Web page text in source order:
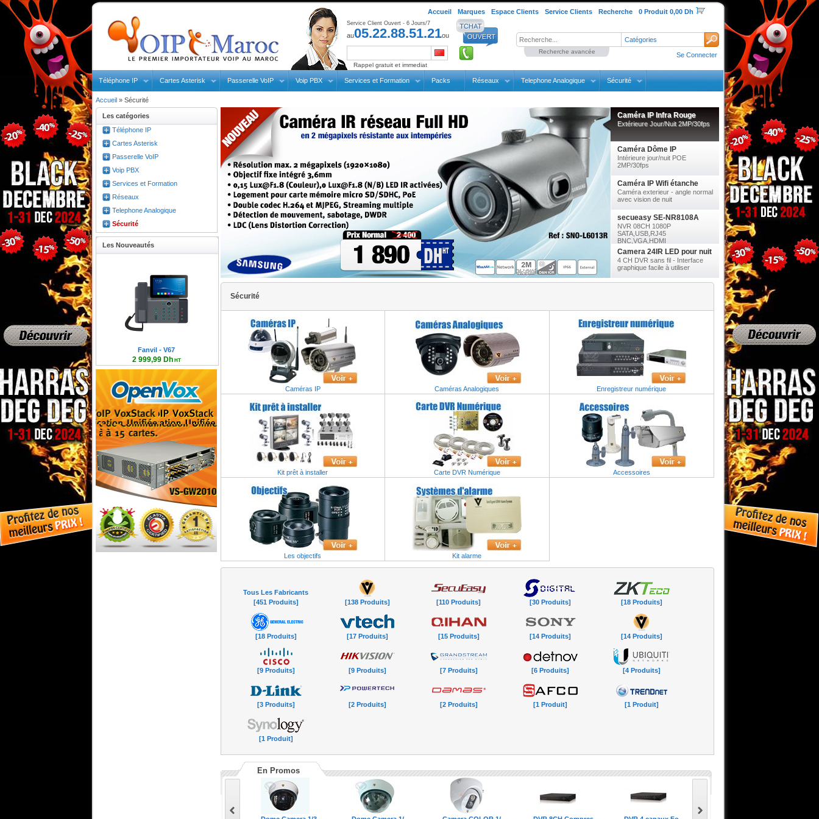
Accueil Marques Espace Clients Service Clients Recherche 0 Produit 0,00 Dh
Catégories
Recherche avancée
Service Client Ouvert - 6 Jours/7
au05.22.88.51.21ou
Rappel gratuit et immediat
Se Connecter
Téléphone IP Cartes Asterisk Passerelle VoIP Voip PBX Services et Formation Packs Réseaux Telephone Analogique Sécurité
Accueil» Sécurité
Les catégories
Téléphone IP
Cartes Asterisk
Passerelle VoIP
Voip PBX
Services et Formation
Réseaux
Telephone Analogique
Sécurité
Les Nouveautés
Fanvil - V67
2 999,99 DhHT
3 599,99 Dh TTC
Caméra IP Infra Rouge
Caméra Dôme IP
Intérieure jour/nuit POE
Caméra IP Wifi étanche
Caméra exterieur - angle normal
avec vision de nuit
secueasy SE-NR8108A
NVR 08CH 1080P
SATA,USB,RJ45
Camera 24IR LED pour nuit
4 CH DVR sans fil - Interface
graphique facile à utiliser
DVR Professionnel 8CH
Connexion VGA/HDMI - 3G
Surveillance de mobile
30M
Sécurité
Caméras IP Caméras Analogiques Enregistreur numérique
Kit prêt à installer Carte DVR Numérique Accessoires
Les objectifs Kit alarme
Tous Les Fabricants
[451 Produits]
[138 Produits] [110 Produits] [30 Produits] [18 Produits]
[18 Produits] [17 Produits] [15 Produits] [14 Produits] [14 Produits]
[9 Produits] [9 Produits] [7 Produits] [6 Produits] [4 Produits]
[3 Produits] [2 Produits] [2 Produits] [1 Produit] [1 Produit]
[1 Produit]
En Promos